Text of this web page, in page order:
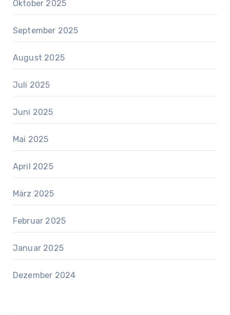
Oktober 2025
September 2025
August 2025
Juli 2025
Juni 2025
Mai 2025
April 2025
März 2025
Februar 2025
Januar 2025
Dezember 2024